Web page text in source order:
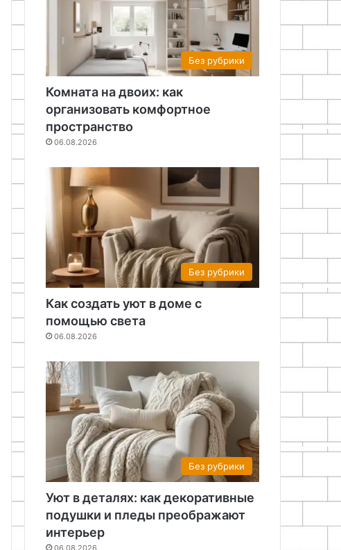
Без рубрики
Комната на двоих: как
организовать комфортное
пространство
06.08.2026
Без рубрики
Как создать уют в доме с
помощью света
06.08.2026
Без рубрики
Уют в деталях: как декоративные
подушки и пледы преображают
интерьер
06.08.2026